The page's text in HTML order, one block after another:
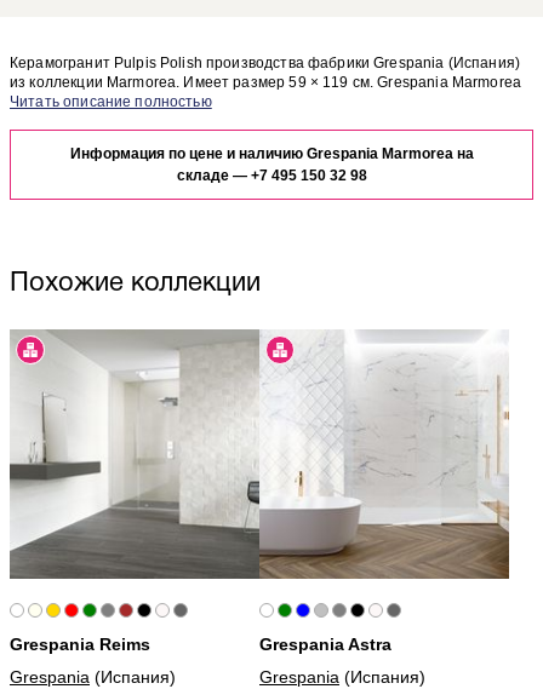
Керамогранит Pulpis Polish производства фабрики Grespania (Испания)
из коллекции Marmorea. Имеет размер 59 × 119 см. Grespania Marmorea
Pulpis Polish отлично сочетается с другими элементами коллекции
отделке Вашего помещения, закажите бесплатный дизайн-проект с
использованием элементов коллекции Grespania Marmorea.
Информация по цене и наличию Grespania Marmorea на
складе — +7 495 150 32 98
Похожие коллекции
Grespania Reims
Grespania (Испания)
Grespania Astra
Grespania (Испания)